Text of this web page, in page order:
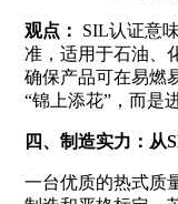
观点：
SIL认证意
准，适用于石油、
确保产品可在易燃
“锦上添花”，而是
四、制造实力：从
一台优质的热式质